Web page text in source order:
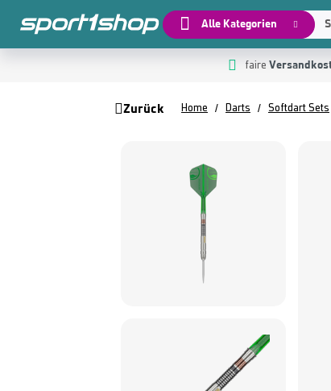
Alle Kategorien
faire
Zurück Home Darts Softdart Sets